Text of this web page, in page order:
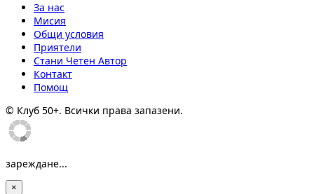
За нас
Мисия
Общи условия
Приятели
Стани Четен Автор
Контакт
Помощ
© Клуб 50+. Всички права запазени.
зареждане...
×